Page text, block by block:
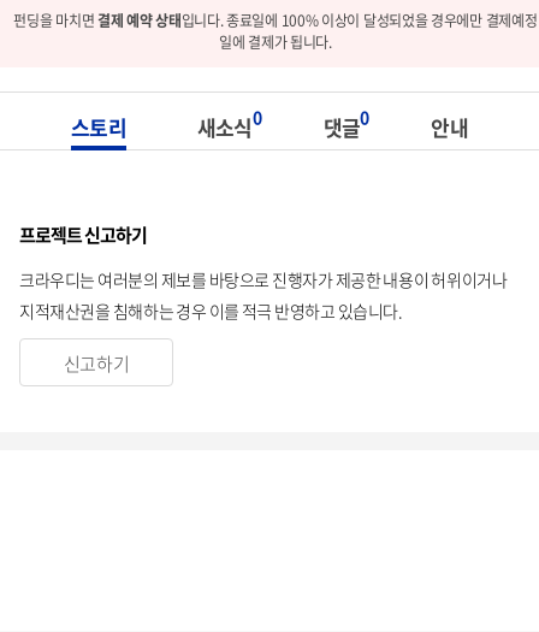
펀딩을 마치면결제 예약 상태입니다. 종료일에 100% 이상이 달성되었을 경우에만 결제예정
일에 결제가 됩니다.
스토리 새소식0 댓글0 안내
프로젝트 신고하기
크라우디는 여러분의 제보를 바탕으로 진행자가 제공한 내용이 허위이거나
지적재산권을 침해하는 경우 이를 적극 반영하고 있습니다.
신고하기